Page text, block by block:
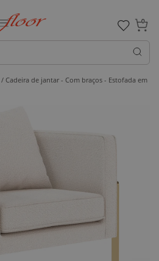
0
/ Cadeira de jantar - Com braços - Estofada em